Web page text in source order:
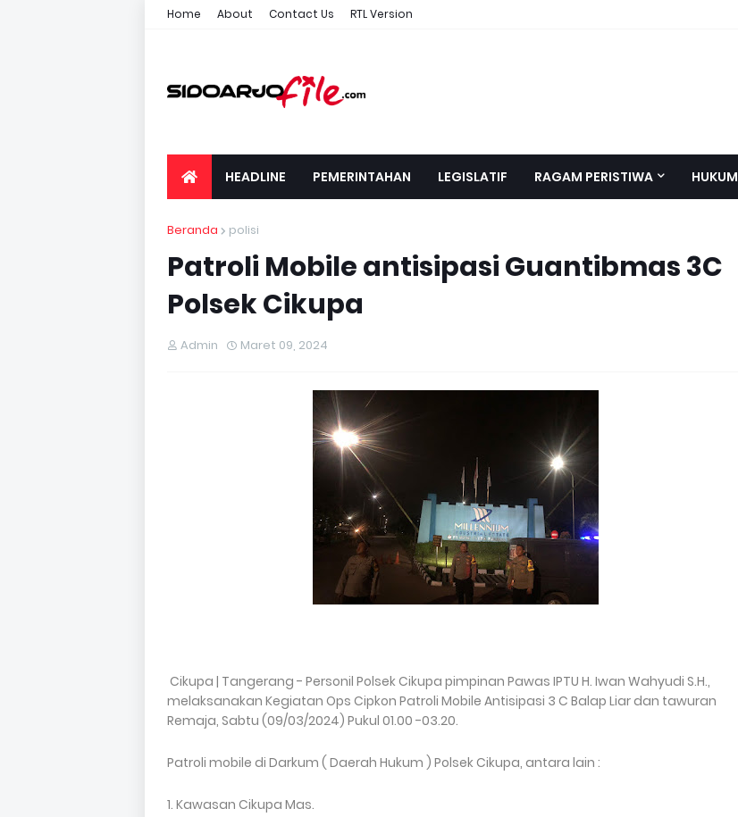
Home About Contact Us RTL Version
HEADLINE PEMERINTAHAN LEGISLATIF RAGAM PERISTIWA HUKUM
Beranda polisi
Patroli Mobile antisipasi Guantibmas 3C
Polsek Cikupa
Admin Maret 09, 2024
Cikupa | Tangerang - Personil Polsek Cikupa pimpinan Pawas IPTU H. Iwan Wahyudi S.H.,
melaksanakan Kegiatan Ops Cipkon Patroli Mobile Antisipasi 3 C Balap Liar dan tawuran
Remaja, Sabtu (09/03/2024) Pukul 01.00 -03.20.
Patroli mobile di Darkum ( Daerah Hukum ) Polsek Cikupa, antara lain :
1. Kawasan Cikupa Mas.